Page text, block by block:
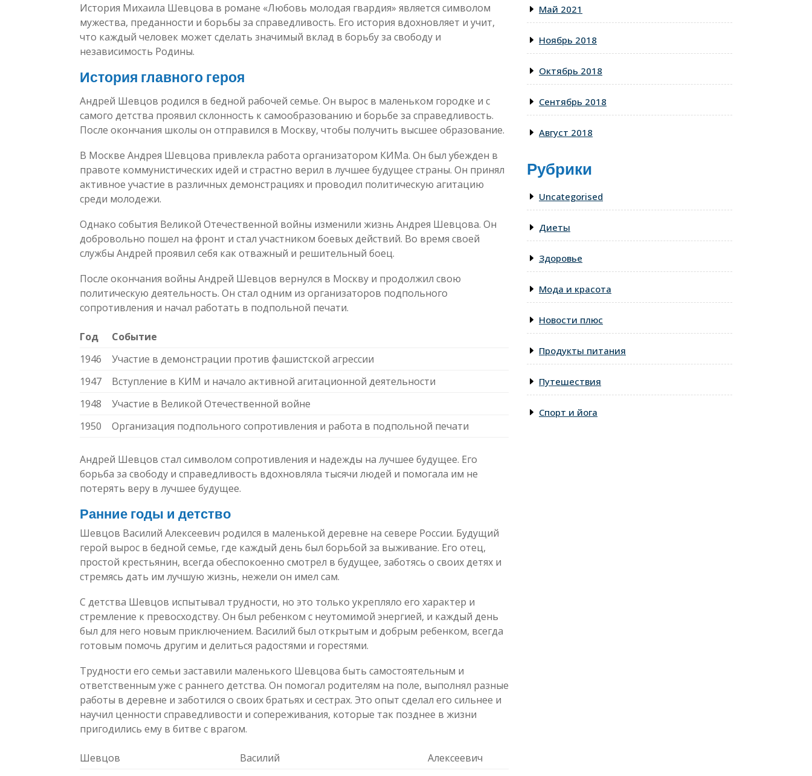
История Михаила Шевцова в романе «Любовь молодая гвардия» является символом
мужества, преданности и борьбы за справедливость. Его история вдохновляет и учит,
что каждый человек может сделать значимый вклад в борьбу за свободу и
независимость Родины.
История главного героя
Андрей Шевцов родился в бедной рабочей семье. Он вырос в маленьком городке и с
самого детства проявил склонность к самообразованию и борьбе за справедливость.
После окончания школы он отправился в Москву, чтобы получить высшее образование.
В Москве Андрея Шевцова привлекла работа организатором КИМа. Он был убежден в
правоте коммунистических идей и страстно верил в лучшее будущее страны. Он принял
активное участие в различных демонстрациях и проводил политическую агитацию
среди молодежи.
Однако события Великой Отечественной войны изменили жизнь Андрея Шевцова. Он
добровольно пошел на фронт и стал участником боевых действий. Во время своей
службы Андрей проявил себя как отважный и решительный боец.
После окончания войны Андрей Шевцов вернулся в Москву и продолжил свою
политическую деятельность. Он стал одним из организаторов подпольного
сопротивления и начал работать в подпольной печати.
Год
Событие
1946
Участие в демонстрации против фашистской агрессии
1947
Вступление в КИМ и начало активной агитационной деятельности
1948
Участие в Великой Отечественной войне
1950
Организация подпольного сопротивления и работа в подпольной печати
Андрей Шевцов стал символом сопротивления и надежды на лучшее будущее. Его
борьба за свободу и справедливость вдохновляла тысячи людей и помогала им не
потерять веру в лучшее будущее.
Ранние годы и детство
Шевцов Василий Алексеевич родился в маленькой деревне на севере России. Будущий
герой вырос в бедной семье, где каждый день был борьбой за выживание. Его отец,
простой крестьянин, всегда обеспокоенно смотрел в будущее, заботясь о своих детях и
стремясь дать им лучшую жизнь, нежели он имел сам.
С детства Шевцов испытывал трудности, но это только укрепляло его характер и
стремление к превосходству. Он был ребенком с неутомимой энергией, и каждый день
был для него новым приключением. Василий был открытым и добрым ребенком, всегда
готовым помочь другим и делиться радостями и горестями.
Трудности его семьи заставили маленького Шевцова быть самостоятельным и
ответственным уже с раннего детства. Он помогал родителям на поле, выполнял разные
работы в деревне и заботился о своих братьях и сестрах. Это опыт сделал его сильнее и
научил ценности справедливости и сопереживания, которые так позднее в жизни
пригодились ему в битве с врагом.
Шевцов Василий
Алексеевич
Май 2021
Ноябрь 2018
Октябрь 2018
Сентябрь 2018
Август 2018
Рубрики
Uncategorised
Диеты
Здоровье
Мода и красота
Новости плюс
Продукты питания
Путешествия
Спорт и йога